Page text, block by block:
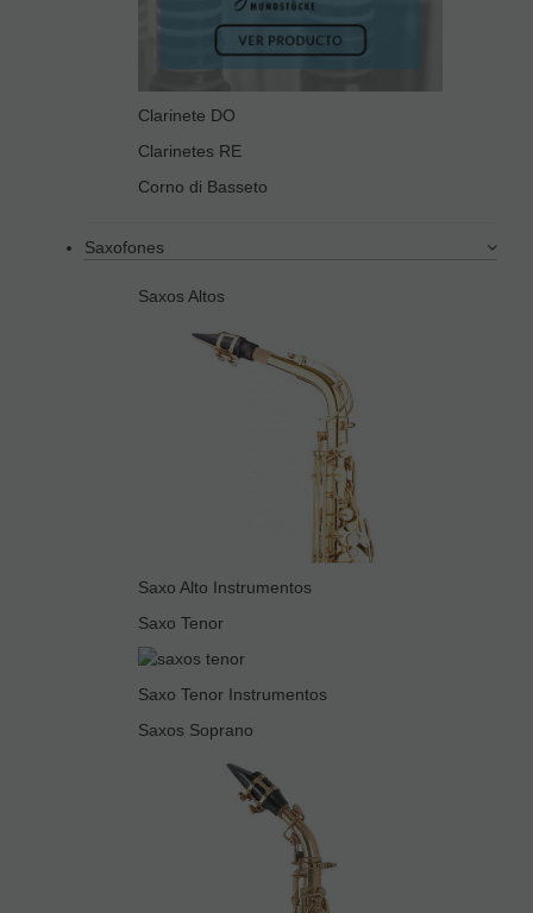
Clarinete DO
Clarinetes RE
Corno di Basseto
Saxofones
Saxos Altos
Saxo Alto Instrumentos
Saxo Tenor
Saxo Tenor Instrumentos
Saxos Soprano